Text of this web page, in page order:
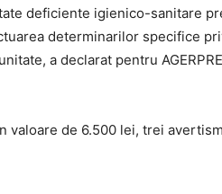
deficiente igienico-sanitare
determinarilor specifice
a declarat pentru
de 6.500 lei, trei